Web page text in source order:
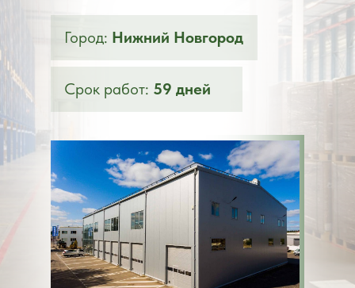
Срок работ: 59 дней
Город: Нижний Новгород